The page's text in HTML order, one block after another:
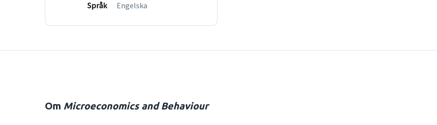
Språk
Engelska
Om Microeconomics and Behaviour